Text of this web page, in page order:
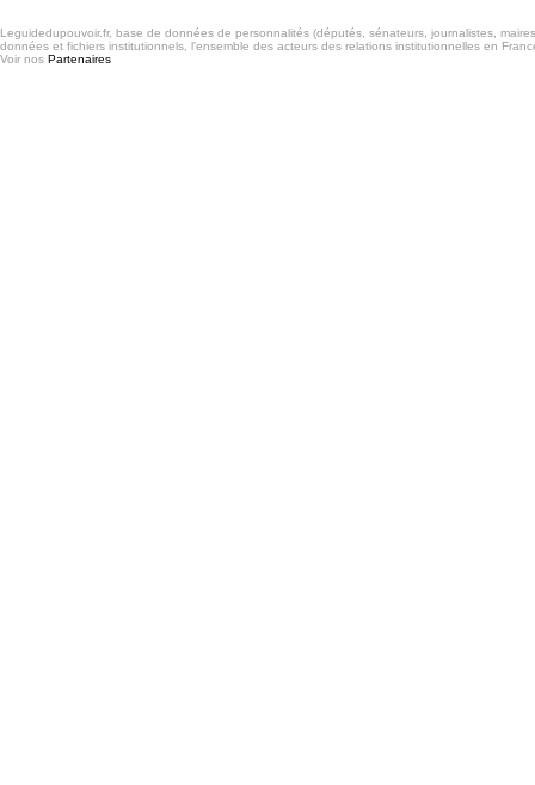
Leguidedupouvoir.fr, base de données de personnalités (députés, sénateurs, journalistes,
données et fichiers institutionnels, l'ensemble des acteurs des relations institutionnelles en
Voir nos Partenaires